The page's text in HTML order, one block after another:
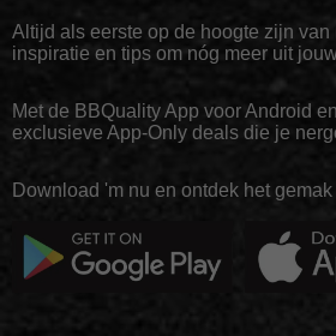
Altijd als eerste op de hoogte zijn van
inspiratie en tips om nóg meer uit
Met de BBQuality App voor Android
exclusieve App-Only deals die je
Download 'm nu en ontdek het gemak